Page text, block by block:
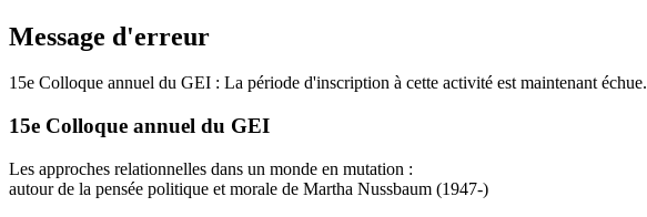
Message d'erreur
15e Colloque annuel du GEI : La période d'inscription à cette activité est maintenant échue.
15e Colloque annuel du GEI
Les approches relationnelles dans un monde en mutation :
autour de la pensée politique et morale de Martha Nussbaum (1947-)